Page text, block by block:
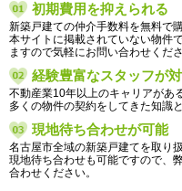
初期費用を抑えられる
新築戸建ての仲介手数料を無料で
本サイトに掲載されていない物件
ますので気軽にお問い合わせくださ
経験豊富なスタッフが
不動産業10年以上のキャリアがあ
多くの物件の契約をしてきた知識
現地待ち合わせが可能
名古屋市全域の新築戸建てを取り
現地待ち合わせも可能ですので、
合わせください。